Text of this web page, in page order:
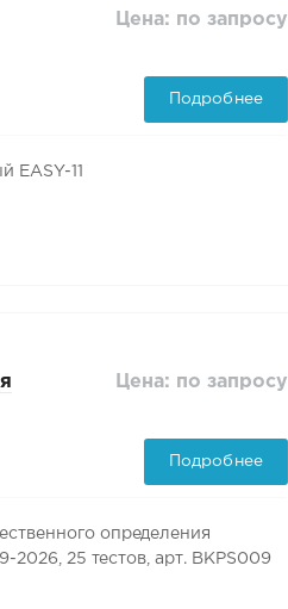
Цена: по запросу
Подробнее
11
Цена: по запросу
Подробнее
определения
2026, 25 тестов, арт. BKPS009